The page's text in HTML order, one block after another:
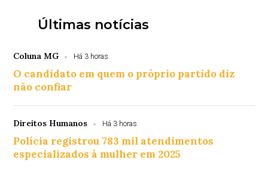
Últimas notícias
Coluna MG Há 3 horas
O candidato em quem o próprio partido diz
não confiar
Direitos Humanos Há 3 horas
Polícia registrou 783 mil atendimentos
especializados à mulher em 2025